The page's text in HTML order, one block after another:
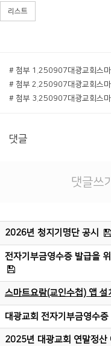
리스트
# 첨부 1.250907대광교회스
# 첨부 2.250907대광교회스
# 첨부 3.250907대광교회스
댓글
댓글쓰
2026년 청지기명단 공시
전자기부금영수증 발급을
스마트요람(교인수첩) 앱 설
대광교회 전자기부금영수증
2025년 대광교회 연말정산